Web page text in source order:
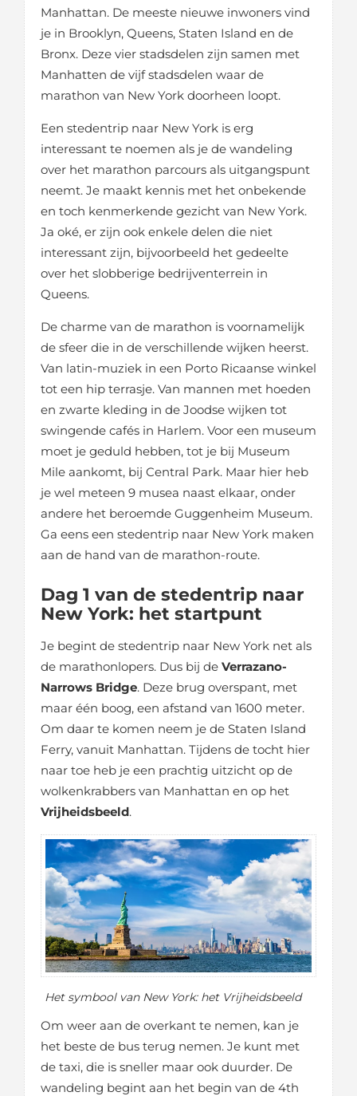
Manhattan. De meeste nieuwe inwoners vind
je in Brooklyn, Queens, Staten Island en de
Bronx. Deze vier stadsdelen zijn samen met
Manhatten de vijf stadsdelen waar de
marathon van New York doorheen loopt.
Een stedentrip naar New York is erg
interessant te noemen als je de wandeling
over het marathon parcours als uitgangspunt
neemt. Je maakt kennis met het onbekende
en toch kenmerkende gezicht van New York.
Ja oké, er zijn ook enkele delen die niet
interessant zijn, bijvoorbeeld het gedeelte
over het slobberige bedrijventerrein in
Queens.
De charme van de marathon is voornamelijk
de sfeer die in de verschillende wijken heerst.
Van latin-muziek in een Porto Ricaanse winkel
tot een hip terrasje. Van mannen met hoeden
en zwarte kleding in de Joodse wijken tot
swingende cafés in Harlem. Voor een museum
moet je geduld hebben, tot je bij Museum
Mile aankomt, bij Central Park. Maar hier heb
je wel meteen 9 musea naast elkaar, onder
andere het beroemde Guggenheim Museum.
Ga eens een stedentrip naar New York maken
aan de hand van de marathon-route.
Dag 1 van de stedentrip naar
New York: het startpunt
Je begint de stedentrip naar New York net als
de marathonlopers. Dus bij de Verrazano-
Narrows Bridge. Deze brug overspant, met
maar één boog, een afstand van 1600 meter.
Om daar te komen neem je de Staten Island
Ferry, vanuit Manhattan. Tijdens de tocht hier
naar toe heb je een prachtig uitzicht op de
wolkenkrabbers van Manhattan en op het
Vrijheidsbeeld.
Het symbool van New York: het Vrijheidsbeeld
Om weer aan de overkant te nemen, kan je
het beste de bus terug nemen. Je kunt met
de taxi, die is sneller maar ook duurder. De
wandeling begint aan het begin van de 4th